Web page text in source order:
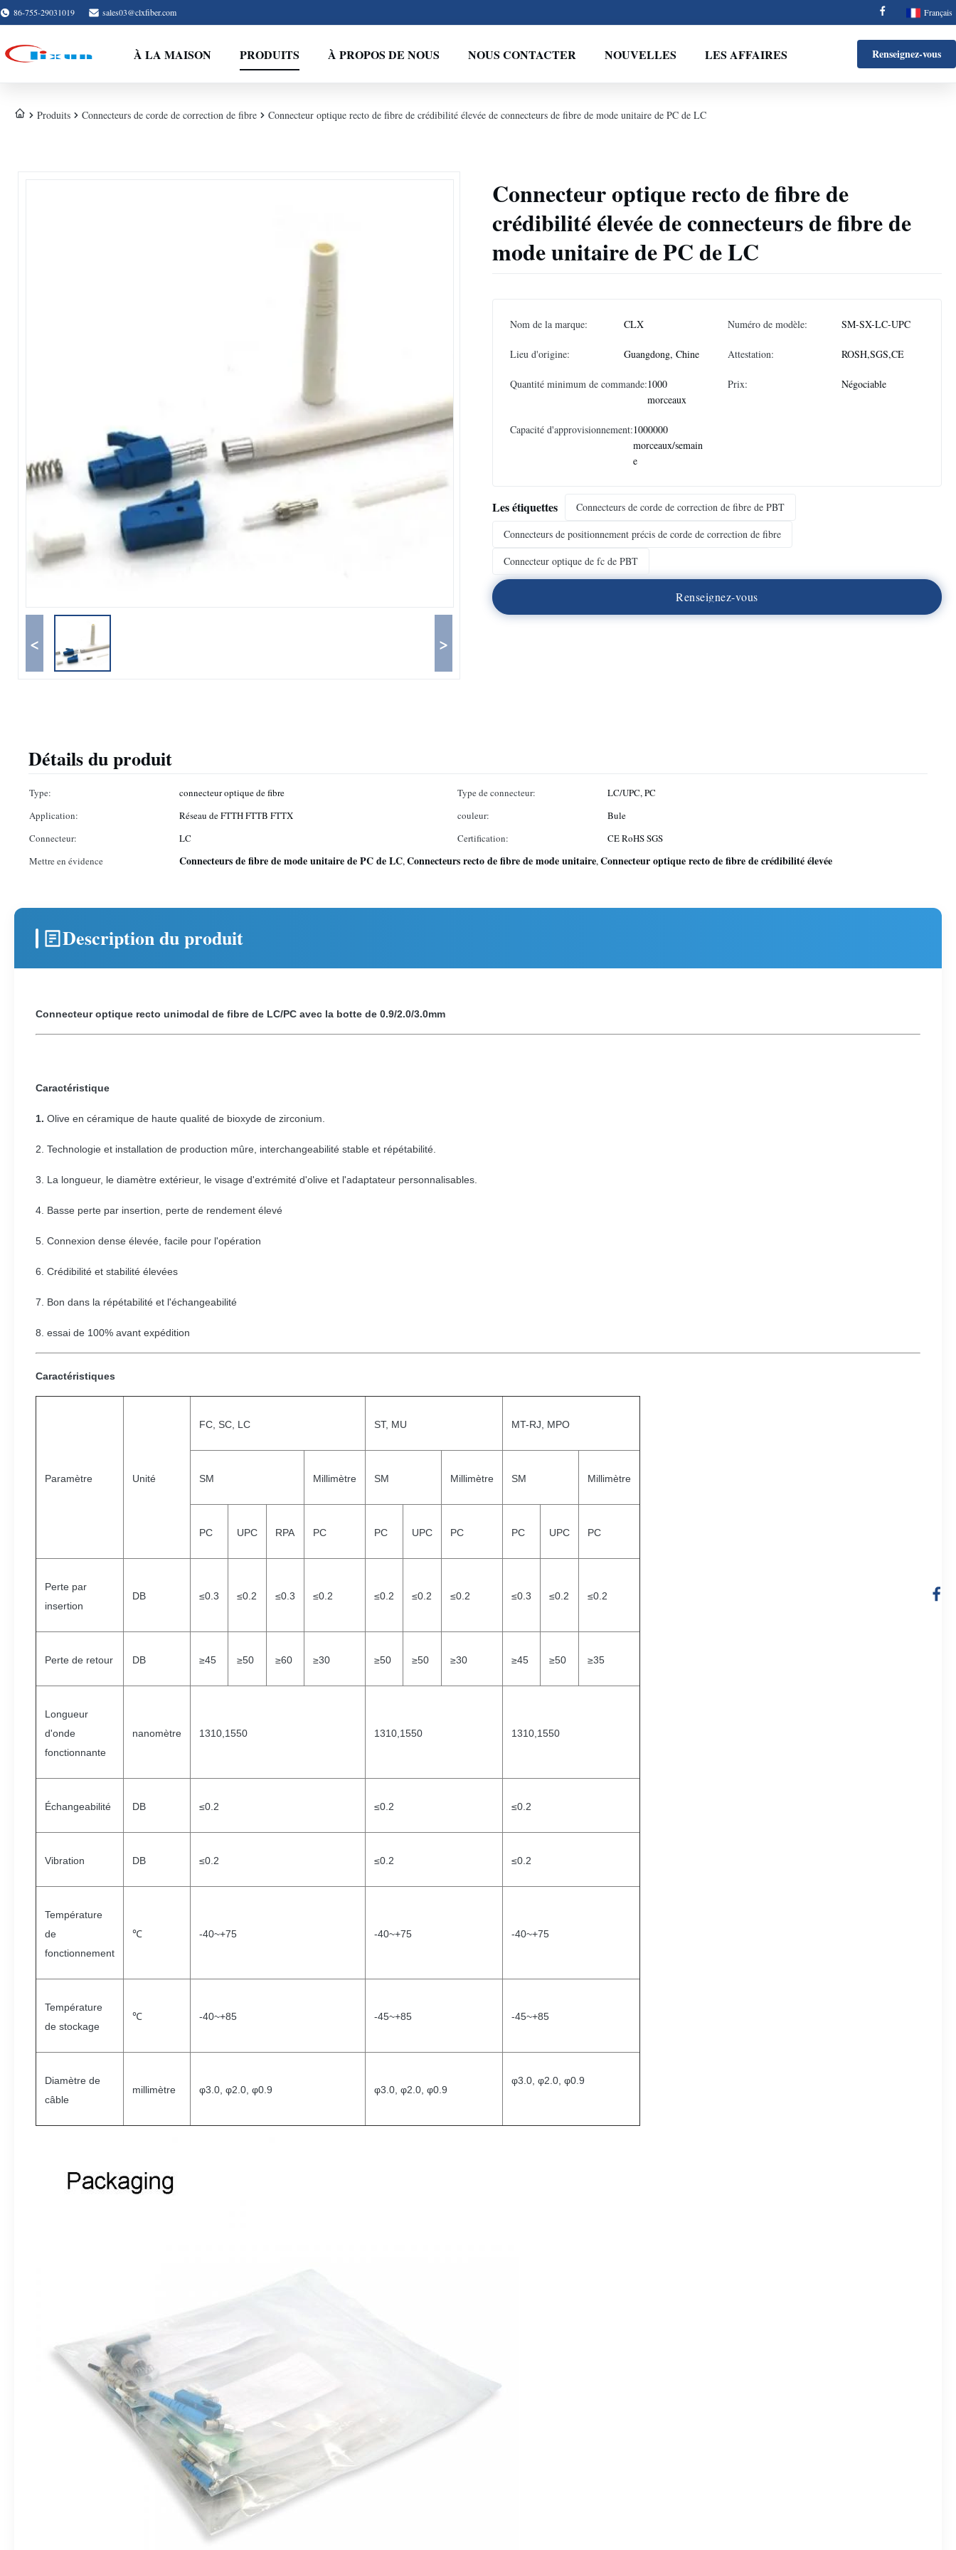
86-755-29031019 sales03@clxfiber.com Français
À LA MAISON PRODUITS À PROPOS DE NOUS NOUS CONTACTER NOUVELLES LES AFFAIRES Renseignez-vous
Produits Connecteurs de corde de correction de fibre Connecteur optique recto de fibre de crédibilité élevée de connecteurs de fibre de mode unitaire de PC de LC
< >
Connecteur optique recto de fibre de
crédibilité élevée de connecteurs de fibre de
mode unitaire de PC de LC
Nom de la marque: CLX Numéro de modèle: SM-SX-LC-UPC
Lieu d'origine: Guangdong, Chine Attestation: ROSH,SGS,CE
Quantité minimum de commande:1000
morceaux
Prix: Négociable
Capacité d'approvisionnement:1000000
morceaux/semain
e
Les étiquettes
Connecteurs de corde de correction de fibre de PBT
Connecteurs de positionnement précis de corde de correction de fibre
Connecteur optique de fc de PBT
Renseignez-vous
Détails du produit
Type: connecteur optique de fibre Type de connecteur:
LC/UPC, PC
Application:
Réseau de FTTH FTTB FTTX couleur:
Bule
Connecteur:
LC Certification:
CE RoHS SGS
Mettre en évidence
Connecteurs de fibre de mode unitaire de PC de LC,Connecteurs recto de fibre de mode unitaire,Connecteur optique recto de fibre de crédibilité élevée
Description du produit
Connecteur optique recto unimodal de fibre de LC/PC avec la botte de 0.9/2.0/3.0mm
Caractéristique
1. Olive en céramique de haute qualité de bioxyde de zirconium.
2. Technologie et installation de production mûre, interchangeabilité stable et répétabilité.
3. La longueur, le diamètre extérieur, le visage d'extrémité d'olive et l'adaptateur personnalisables.
4. Basse perte par insertion, perte de rendement élevé
5. Connexion dense élevée, facile pour l'opération
6. Crédibilité et stabilité élevées
7. Bon dans la répétabilité et l'échangeabilité
8. essai de 100% avant expédition
Caractéristiques
Paramètre Unité
FC, SC, LC ST, MU MT-RJ, MPO
SM Millimètre SM Millimètre SM Millimètre
PC UPC RPA PC PC UPC PC PC UPC PC
Perte par
insertion
DB ≤0.3 ≤0.2 ≤0.3 ≤0.2 ≤0.2 ≤0.2 ≤0.2 ≤0.3 ≤0.2 ≤0.2
Perte de retour DB ≥45 ≥50 ≥60 ≥30 ≥50 ≥50 ≥30 ≥45 ≥50 ≥35
Longueur
d'onde
fonctionnante
nanomètre 1310,1550 1310,1550 1310,1550
Échangeabilité DB ≤0.2 ≤0.2 ≤0.2
Vibration DB ≤0.2 ≤0.2 ≤0.2
Température
de
fonctionnement
℃ -40~+75 -40~+75 -40~+75
Température
de stockage
℃ -40~+85 -45~+85 -45~+85
Diamètre de
câble
millimètre φ3.0, φ2.0, φ0.9 φ3.0, φ2.0, φ0.9
φ3.0, φ2.0, φ0.9